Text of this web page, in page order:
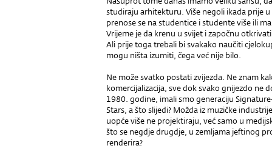
studiraju arhitekturu. Više negoli ikada prije
prenose se na studentice i studente više ili
Vrijeme je da krenu u svijet i započnu
Ali prije toga trebali bi svakako naučiti
mogu ništa izumiti, čega već nije bilo.
Ne može svatko postati zvijezda. Ne znam
komercijalizacija, sve dok svako gnijezdo ne
1980. godine, imali smo generaciju
Stars, a što slijedi? Možda iz muzičke
uopće više ne projektiraju, već samo u
što se negdje drugdje, u zemljama jeftinog
renderira?